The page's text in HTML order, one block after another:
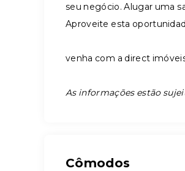
seu negócio. Alugar uma
Aproveite esta
venha com a direct
As informações estão
Cômodos